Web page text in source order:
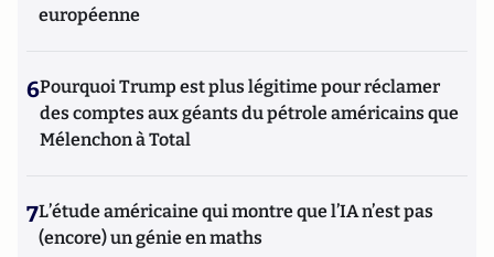
européenne
6Pourquoi Trump est plus légitime pour réclamer
des comptes aux géants du pétrole américains que
Mélenchon à Total
7L’étude américaine qui montre que l’IA n’est pas
(encore) un génie en maths